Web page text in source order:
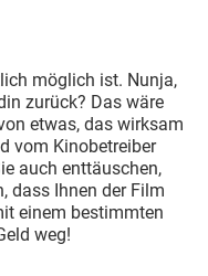
möglich ist. Nunja,
zurück? Das wäre
etwas, das wirksam
vom Kinobetreiber
auch enttäuschen,
dass Ihnen der Film
einem bestimmten
weg!